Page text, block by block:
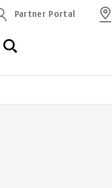
Partner Portal